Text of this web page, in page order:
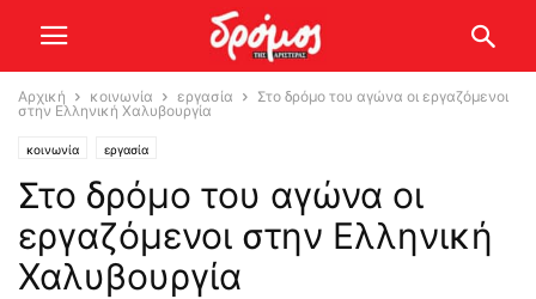
Αρχική κοινωνία εργασία
Στο δρόμο του αγώνα οι εργαζόμενοι
στην Ελληνική Χαλυβουργία
κοινωνία εργασία
Στο δρόμο του αγώνα οι
εργαζόμενοι στην Ελληνική
Χαλυβουργία